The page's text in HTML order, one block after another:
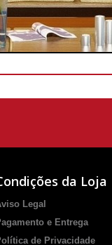
da Loja
Legal
e Entrega
de Privacidade